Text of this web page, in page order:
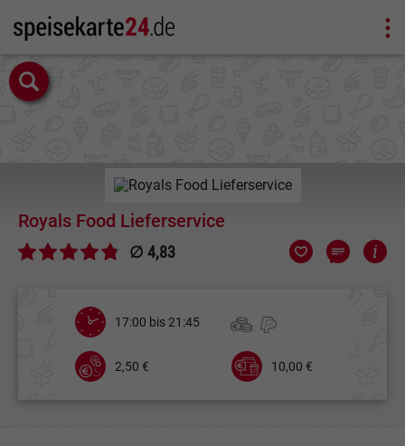
Royals Food Lieferservice
∅ 4,83
17:00 bis 21:45
2,50 € 10,00 €